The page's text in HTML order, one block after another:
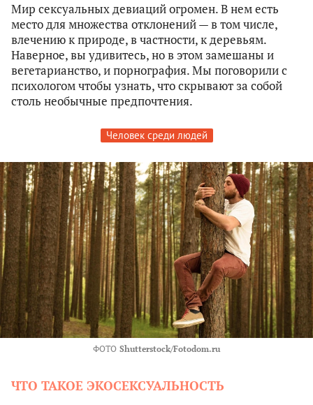
Мир сексуальных девиаций огромен. В нем есть
место для множества отклонений — в том числе,
влечению к природе, в частности, к деревьям.
Наверное, вы удивитесь, но в этом замешаны и
вегетарианство, и порнография. Мы поговорили с
психологом чтобы узнать, что скрывают за собой
столь необычные предпочтения.
Человек среди людей
ФОТО Shutterstock/Fotodom.ru
ЧТО ТАКОЕ ЭКОСЕКСУАЛЬНОСТЬ